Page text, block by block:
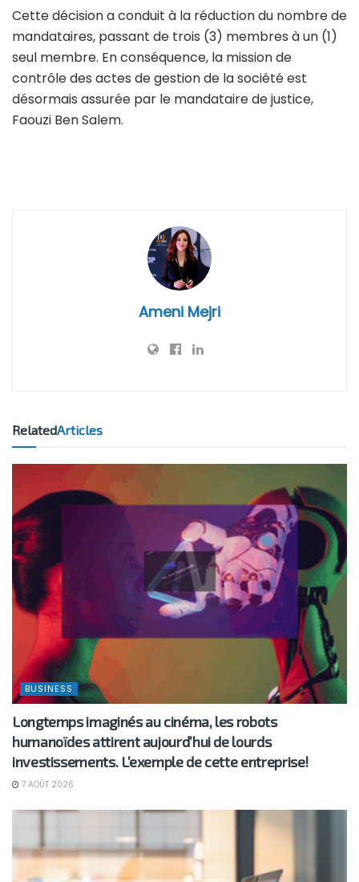
Cette décision a conduit à la réduction du nombre de
mandataires, passant de trois (3) membres à un (1)
seul membre. En conséquence, la mission de
contrôle des actes de gestion de la société est
désormais assurée par le mandataire de justice,
Faouzi Ben Salem.
Ameni Mejri
RelatedArticles
BUSINESS
Longtemps imaginés au cinéma, les robots
humanoïdes attirent aujourd’hui de lourds
investissements. L’exemple de cette entreprise!
7 AOÛT 2026